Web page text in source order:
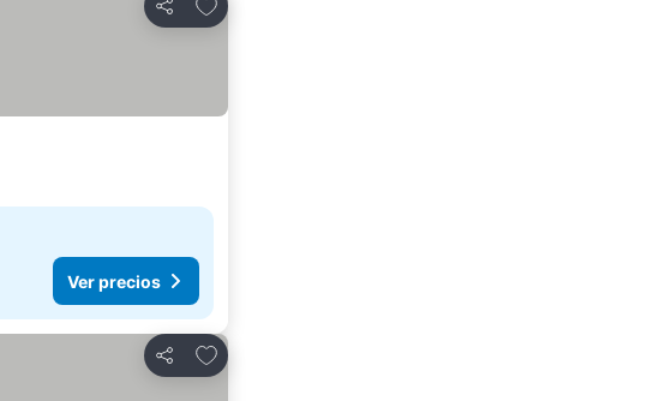
Compartir
Ver precios
Compartir
Agregar a favoritos